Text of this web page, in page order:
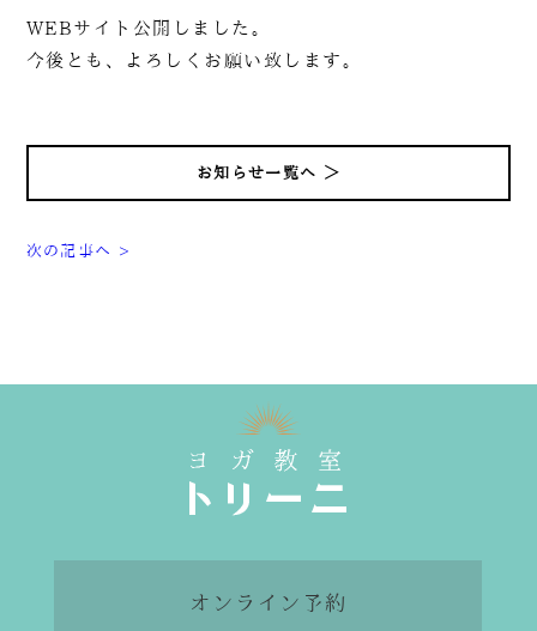
WEBサイト公開しました。
今後とも、よろしくお願い致します。
お知らせ一覧へ ＞
次の記事へ >
オンライン予約